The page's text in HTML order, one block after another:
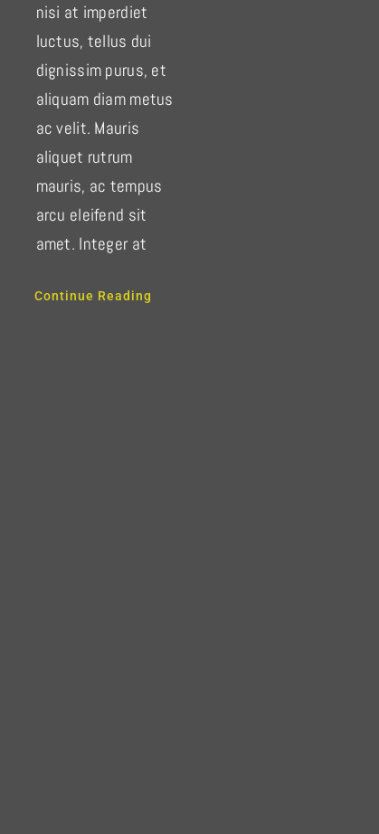
nisi at imperdiet
luctus, tellus dui
dignissim purus, et
aliquam diam metus
ac velit. Mauris
aliquet rutrum
mauris, ac tempus
arcu eleifend sit
amet. Integer at
Continue Reading